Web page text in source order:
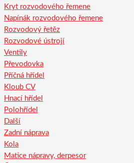
Kryt rozvodového řemene
Napínák rozvodového řemene
Rozvodový řetěz
Rozvodové ústrojí
Ventily
Převodovka
Příčná hřídel
Kloub CV
Hnací hřídel
Polohřídel
Další
Zadní náprava
Kola
Matice nápravy, derpesor